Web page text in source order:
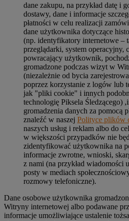
dane zakupu, na przykład datę i
dostawy, dane i informacje
płatności w celu realizacji
dane użytkownika dotyczące
(np. identyfikatory internetowe –
przeglądarki, system operacyjny,
powracający użytkownik,
gromadzone podczas wizyt w
(niezależnie od bycia
poprzez korzystanie z logów lub
jak "pliki cookie" i innych
technologię Piksela Śledzącego)
gromadzenia danych za pomocą
znaleźć w naszej Polityce plików
naszych usług i reklam albo do
w większości przypadków nie
zidentyfikować użytkownika na
informacje zwrotne, wnioski,
z nami (na przykład wiadomości
posty w mediach
rozmowy telefoniczne).
Dane osobowe użytkownika
Witryny internetowej albo podawane
informacje umożliwiające ustalenie